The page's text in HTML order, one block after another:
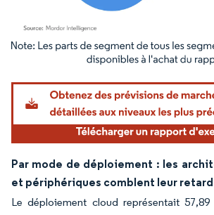
Image © Mordor Intelligence. La réutilisation
Par mode de déploiement : les
et périphériques comblent leur retard
Le déploiement cloud représentait